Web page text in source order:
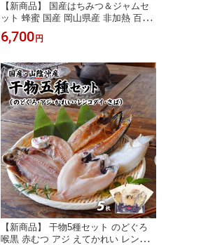
【新商品】 国産はちみつ＆ジャムセ
ット 蜂蜜 国産 岡山県産 非加熱 百花
蜜 山蜂蜜 いちごジャム ももジャム
はちみつ 純粋はちみつ ハチミツ スタ
ギフト 贈答品 母の日 敬老の日 お中
元 お歳暮 送料無料 北海道沖縄一部地
域配送不可
6,700 円
【新商品】 干物5種セット のどぐろ
喉黒 赤むつ アジ えてかれい レンコ